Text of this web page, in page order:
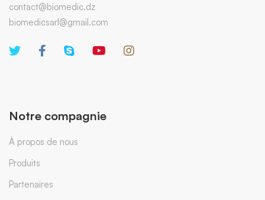
contact@biomedic.dz
biomedicsarl@gmail.com
Notre compagnie
À propos de nous
Produits
Partenaires